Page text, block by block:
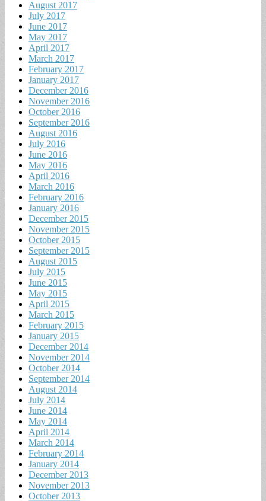
August 2017
July 2017
June 2017
May 2017
April 2017
March 2017
February 2017
January 2017
December 2016
November 2016
October 2016
September 2016
August 2016
July 2016
June 2016
May 2016
April 2016
March 2016
February 2016
January 2016
December 2015
November 2015
October 2015
September 2015
August 2015
July 2015
June 2015
May 2015
April 2015
March 2015
February 2015
January 2015
December 2014
November 2014
October 2014
September 2014
August 2014
July 2014
June 2014
May 2014
April 2014
March 2014
February 2014
January 2014
December 2013
November 2013
October 2013